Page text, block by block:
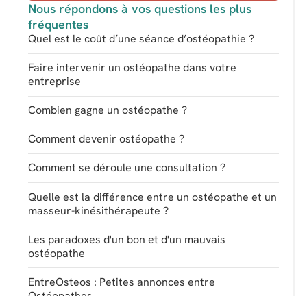
Nous répondons à vos questions les plus
fréquentes
Quel est le coût d’une séance d’ostéopathie ?
Faire intervenir un ostéopathe dans votre
entreprise
Combien gagne un ostéopathe ?
Comment devenir ostéopathe ?
Comment se déroule une consultation ?
Quelle est la différence entre un ostéopathe et un
masseur-kinésithérapeute ?
Les paradoxes d'un bon et d'un mauvais
ostéopathe
EntreOsteos : Petites annonces entre